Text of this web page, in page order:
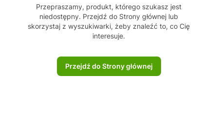
Przepraszamy, produkt, którego szukasz jest
niedostępny. Przejdź do Strony głównej lub
skorzystaj z wyszukiwarki, żeby znaleźć to, co Cię
interesuje.
Przejdź do Strony głównej